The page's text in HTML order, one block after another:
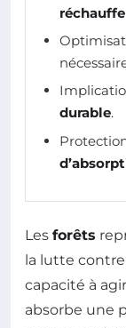
durable.
Les forêts
la lutte contre
capacité à
absorbe une